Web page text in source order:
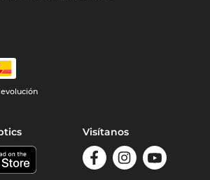
Visítanos